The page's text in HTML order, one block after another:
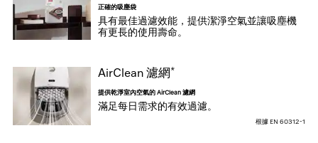
正確的吸塵袋
具有最佳過濾效能，提供潔淨空氣並讓吸塵機
有更長的使用壽命。
AirClean 濾網 *
提供乾淨室內空氣的 AirClean 濾網
滿足每日需求的有效過濾。
根據 EN 60312-1